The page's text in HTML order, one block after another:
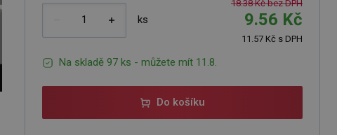
ks
18.38 Kč bez DPH
9.56 Kč
11.57 Kč s DPH
Na skladě 97 ks - můžete mít 11.8.
Do košíku